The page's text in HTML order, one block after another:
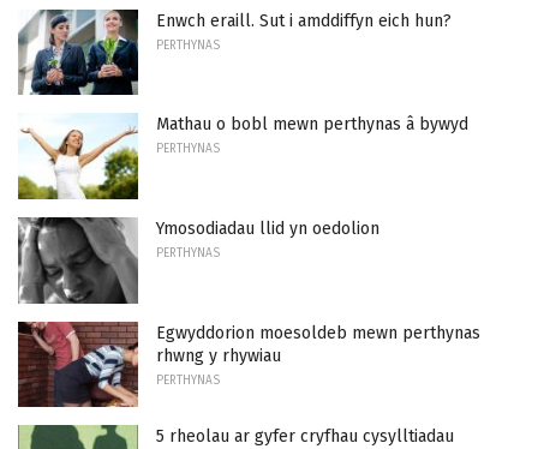
Enwch eraill. Sut i amddiffyn eich hun?
PERTHYNAS
Mathau o bobl mewn perthynas â bywyd
PERTHYNAS
Ymosodiadau llid yn oedolion
PERTHYNAS
Egwyddorion moesoldeb mewn perthynas
rhwng y rhywiau
PERTHYNAS
5 rheolau ar gyfer cryfhau cysylltiadau